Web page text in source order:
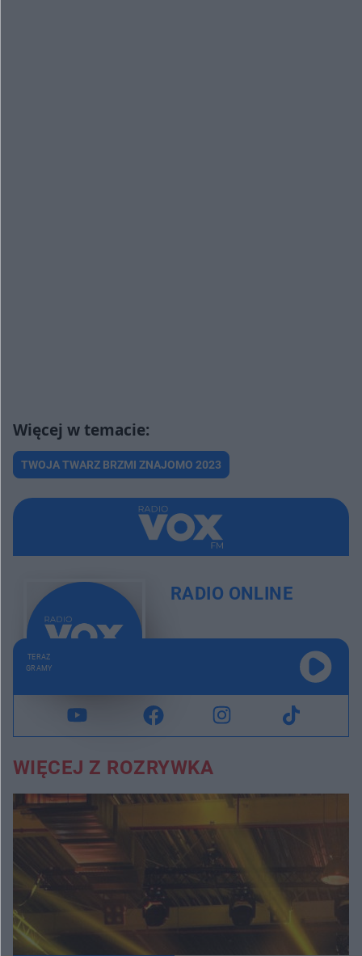
TWOJA TWARZ BRZMI ZNAJOMO 2023
RADIO ONLINE
TERAZ
GRAMY
WIĘCEJ Z ROZRYWKA